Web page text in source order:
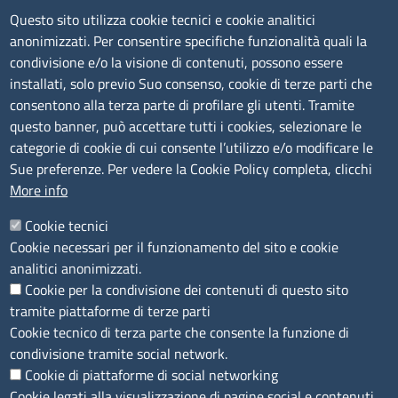
Albo Online
Amministrazione trasparente
Bandi e concorsi
Segnalazioni Whistleblowing
Accessibilità
IBAN e pagamenti informatici
Informative privacy e cookie
Verifiche PA
Attuazione misure PNRR
Modulistica
SEGUICI SU
Questo sito utilizza cookie tecnici e cookie analitici
anonimizzati. Per consentire specifiche funzionalità quali la
condivisione e/o la visione di contenuti, possono essere
installati, solo previo Suo consenso, cookie di terze parti che
consentono alla terza parte di profilare gli utenti. Tramite
questo banner, può accettare tutti i cookies, selezionare le
categorie di cookie di cui consente l’utilizzo e/o modificare le
Sue preferenze. Per vedere la Cookie Policy completa, clicchi
More info
Cookie tecnici
Cookie necessari per il funzionamento del sito e cookie
analitici anonimizzati.
Cookie per la condivisione dei contenuti di questo sito
tramite piattaforme di terze parti
Cookie tecnico di terza parte che consente la funzione di
condivisione tramite social network.
Cookie di piattaforme di social networking